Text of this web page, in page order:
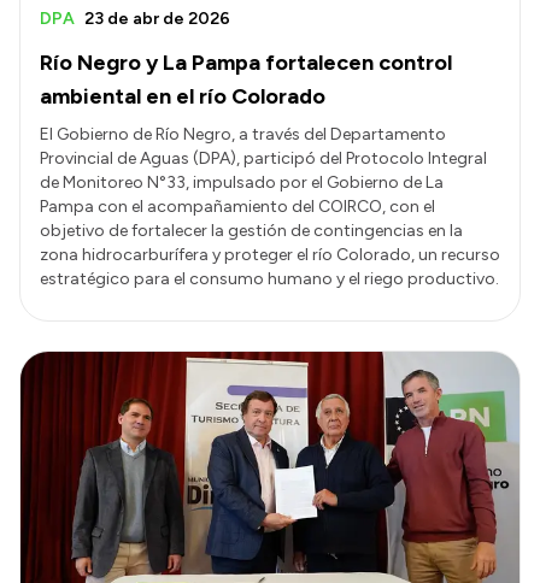
Río Negro y La Pampa fortalecen control
ambiental en el río Colorado
DPA 23 de abr de 2026
El Gobierno de Río Negro, a través del Departamento
Provincial de Aguas (DPA), participó del Protocolo Integral
de Monitoreo N°33, impulsado por el Gobierno de La
Pampa con el acompañamiento del COIRCO, con el
objetivo de fortalecer la gestión de contingencias en la
zona hidrocarburífera y proteger el río Colorado, un recurso
estratégico para el consumo humano y el riego productivo.